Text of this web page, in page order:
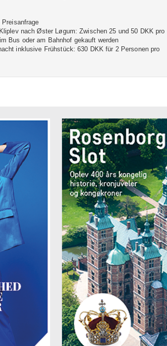
Preisanfrage
nach Øster Løgum: Zwischen 25 und 50 DKK pro
Bus oder am Bahnhof gekauft werden
inklusive Frühstück: 630 DKK für 2 Personen pro